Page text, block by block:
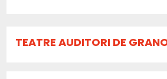
TEATRE AUDITORI DE